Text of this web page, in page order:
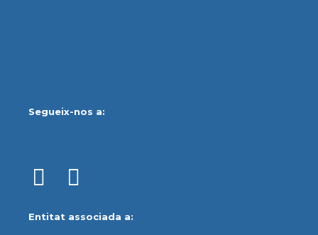
Segueix-nos a:
Entitat associada a: